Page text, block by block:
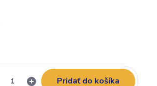
Pridať do košíka